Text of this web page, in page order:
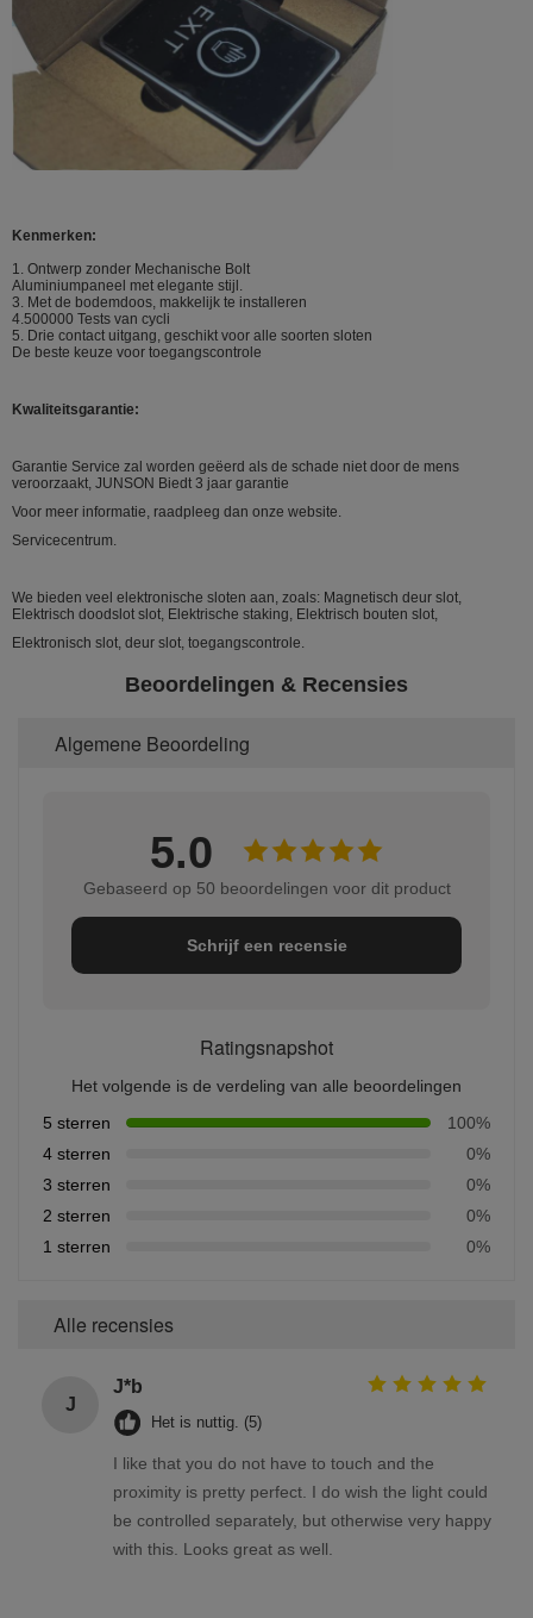
Kenmerken:
1. Ontwerp zonder Mechanische Bolt
Aluminiumpaneel met elegante stijl.
3. Met de bodemdoos, makkelijk te installeren
4.500000 Tests van cycli
5. Drie contact uitgang, geschikt voor alle soorten sloten
De beste keuze voor toegangscontrole
Kwaliteitsgarantie:
Garantie Service zal worden geëerd als de schade niet door de mens
veroorzaakt, JUNSON Biedt 3 jaar garantie
Voor meer informatie, raadpleeg dan onze website.
Servicecentrum.
We bieden veel elektronische sloten aan, zoals: Magnetisch deur slot,
Elektrisch doodslot slot, Elektrische staking, Elektrisch bouten slot,
Elektronisch slot, deur slot, toegangscontrole.
Beoordelingen & Recensies
Algemene Beoordeling
5.0
Gebaseerd op 50 beoordelingen voor dit product
Schrijf een recensie
Ratingsnapshot
Het volgende is de verdeling van alle beoordelingen
5 sterren
100%
4 sterren
0%
3 sterren
0%
2 sterren
0%
1 sterren
0%
Alle recensies
J
J*b
Het is nuttig. (5)
I like that you do not have to touch and the
proximity is pretty perfect. I do wish the light could
be controlled separately, but otherwise very happy
with this. Looks great as well.